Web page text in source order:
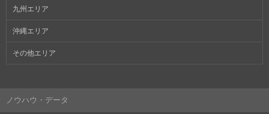
九州エリア
沖縄エリア
その他エリア
ノウハウ・データ